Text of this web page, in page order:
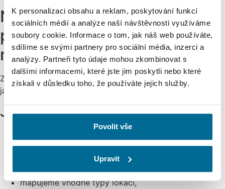
K personalizaci obsahu a reklam, poskytování funkcí
sociálních médií a analýze naší návštěvnosti využíváme
soubory cookie. Informace o tom, jak náš web používáte,
sdílíme se svými partnery pro sociální média, inzerci a
analýzy. Partneři tyto údaje mohou zkombinovat s
dalšími informacemi, které jste jim poskytli nebo které
získali v důsledku toho, že používáte jejich služby.
Povolit vše
Upravit
Náš doporučený postup:
práce v paralelních
mantinelech
Z dlouhodobé praxe plánování a realizace eventů
jako nejfunkčnější řešení osvědčil kombinovaný přístup.
Jak vypadá:
Stanovíme si mantinely (termín, rozpočet, počet
Současně:
mapujeme vhodné typy lokací,